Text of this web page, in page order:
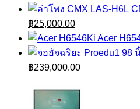
Original
price
was:
฿30,000.00.
฿25,000.00Current
price
is:
฿25,000.00.
Acer
฿239,000.00